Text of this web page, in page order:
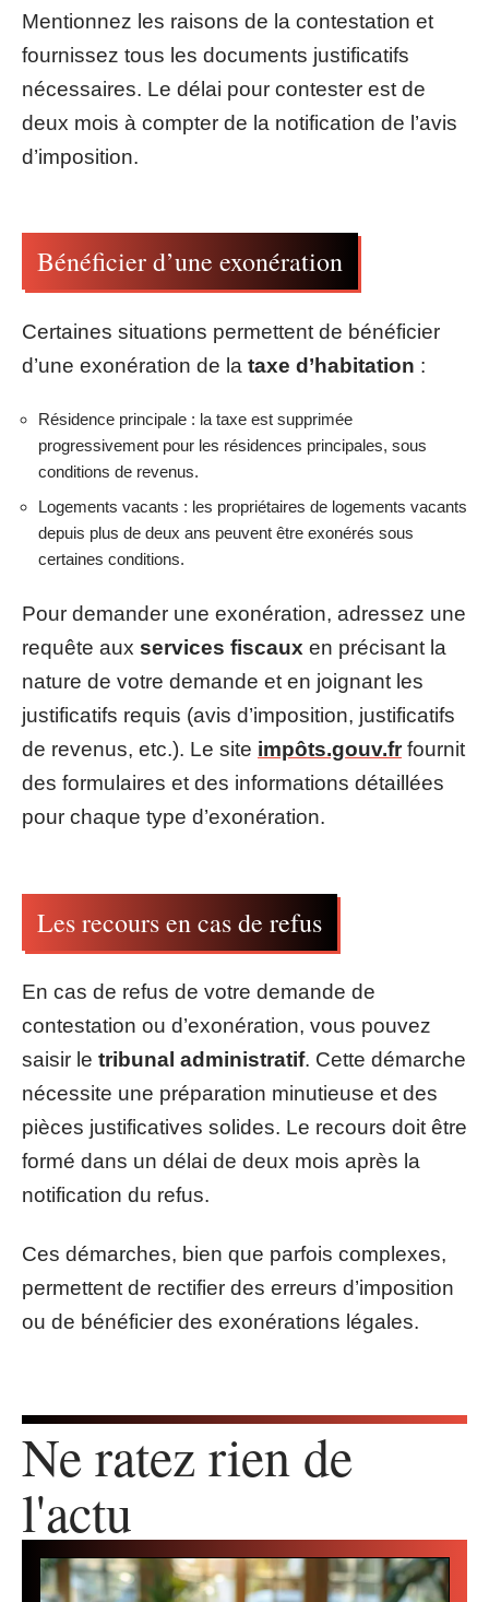
Mentionnez les raisons de la contestation et
fournissez tous les documents justificatifs
nécessaires. Le délai pour contester est de
deux mois à compter de la notification de l’avis
d’imposition.
Bénéficier d’une exonération
Certaines situations permettent de bénéficier
d’une exonération de la taxe d’habitation :
Résidence principale : la taxe est supprimée
progressivement pour les résidences principales, sous
conditions de revenus.
Logements vacants : les propriétaires de logements vacants
depuis plus de deux ans peuvent être exonérés sous
certaines conditions.
Pour demander une exonération, adressez une
requête aux services fiscaux en précisant la
nature de votre demande et en joignant les
justificatifs requis (avis d’imposition, justificatifs
de revenus, etc.). Le site impôts.gouv.frfournit
des formulaires et des informations détaillées
pour chaque type d’exonération.
Les recours en cas de refus
En cas de refus de votre demande de
contestation ou d’exonération, vous pouvez
saisir le tribunal administratif. Cette démarche
nécessite une préparation minutieuse et des
pièces justificatives solides. Le recours doit être
formé dans un délai de deux mois après la
notification du refus.
Ces démarches, bien que parfois complexes,
permettent de rectifier des erreurs d’imposition
ou de bénéficier des exonérations légales.
Ne ratez rien de
l'actu